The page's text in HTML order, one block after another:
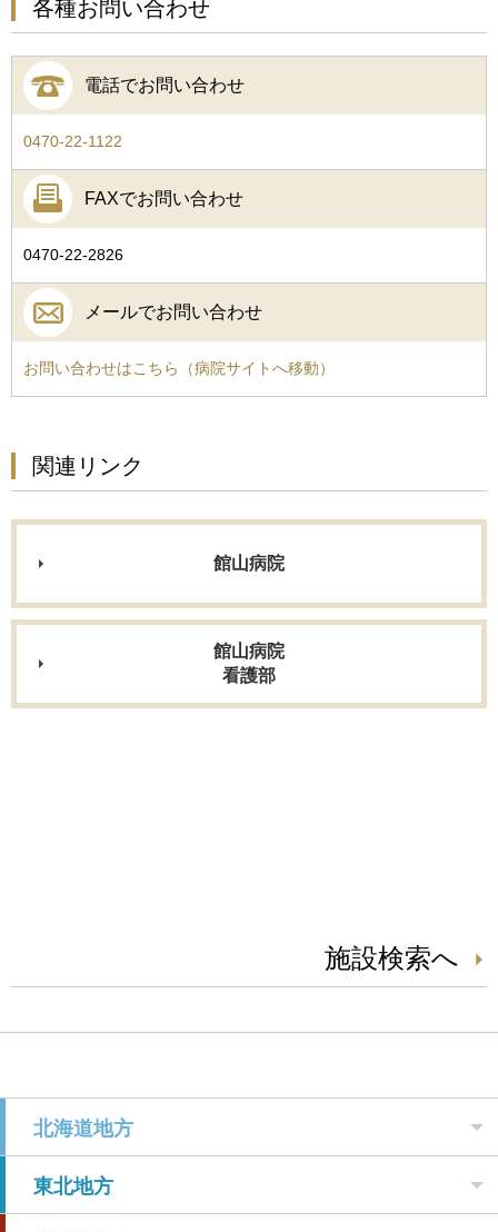
各種お問い合わせ
電話でお問い合わせ
0470-22-1122
FAXでお問い合わせ
0470-22-2826
メールでお問い合わせ
お問い合わせはこちら（病院サイトへ移動）
関連リンク
館山病院
館山病院
看護部
施設検索へ
北海道地方
東北地方